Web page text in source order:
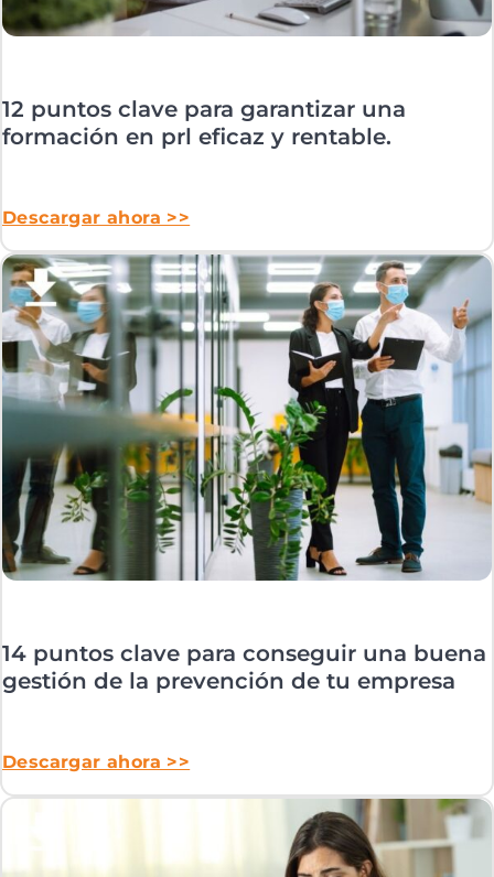
12 puntos clave para garantizar una
formación en prl eficaz y rentable.
Descargar ahora >>
14 puntos clave para conseguir una buena
gestión de la prevención de tu empresa
Descargar ahora >>